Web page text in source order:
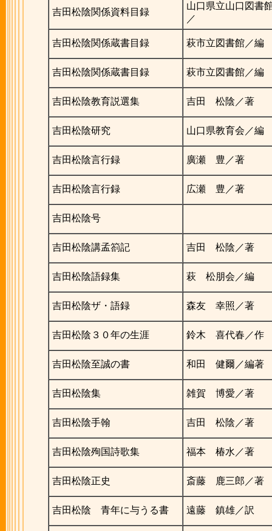
吉田松陰関係資料目録
山口県立山口図書
／
吉田松陰関係蔵書目録 萩市立図書館／編
吉田松陰関係蔵書目録 萩市立図書館／編
吉田松陰教育説選集 吉田 松陰／著
吉田松陰研究 山口県教育会／編
吉田松陰言行録 廣瀬 豊／著
吉田松陰言行録 広瀬 豊／著
吉田松陰号
吉田松陰講孟箚記 吉田 松陰／著
吉田松陰語録集 萩 松朋会／編
吉田松陰ザ・語録 森友 幸照／著
吉田松陰３０年の生涯 鈴木 喜代春／作
吉田松陰至誠の書 和田 健爾／編著
吉田松陰集 雑賀 博愛／著
吉田松陰手翰 吉田 松陰／著
吉田松陰殉国詩歌集 福本 椿水／著
吉田松陰正史 斎藤 鹿三郎／著
吉田松陰 青年に与うる書 遠藤 鎮雄／訳